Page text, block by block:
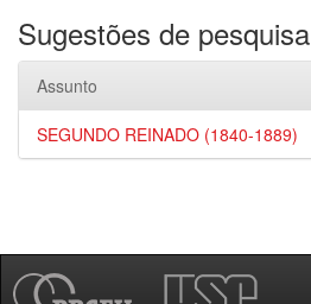
Sugestões de pesquisa
Assunto
SEGUNDO REINADO (1840-1889)